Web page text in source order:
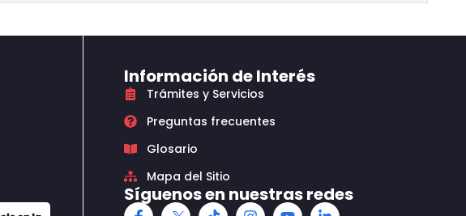
Información de Interés
Trámites y Servicios
Preguntas frecuentes
Glosario
Mapa del Sitio
Síguenos en nuestras redes